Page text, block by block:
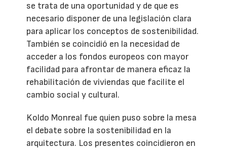
se trata de una oportunidad y de que es
necesario disponer de una legislación clara
para aplicar los conceptos de sostenibilidad.
También se coincidió en la necesidad de
acceder a los fondos europeos con mayor
facilidad para afrontar de manera eficaz la
rehabilitación de viviendas que facilite el
cambio social y cultural.
Koldo Monreal fue quien puso sobre la mesa
el debate sobre la sostenibilidad en la
arquitectura. Los presentes coincidieron en